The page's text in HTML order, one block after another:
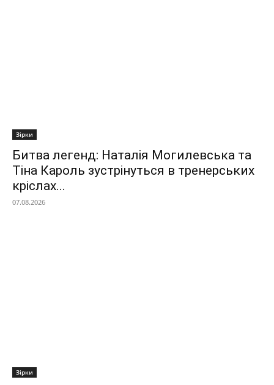
Зірки
Битва легенд: Наталія Могилевська та
Тіна Кароль зустрінуться в тренерських
кріслах...
07.08.2026
Зірки